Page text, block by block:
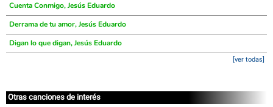
Cuenta Conmigo, Jesús Eduardo
Derrama de tu amor, Jesús Eduardo
Digan lo que digan, Jesús Eduardo
[ver todas]
Otras canciones de interés